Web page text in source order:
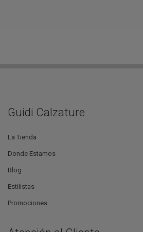
Guidi Calzature
La Tienda
Donde Estamos
Blog
Estilistas
Promociones